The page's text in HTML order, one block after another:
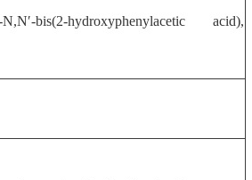
N,N′-bis(2-hydroxyphenylacetic acid),